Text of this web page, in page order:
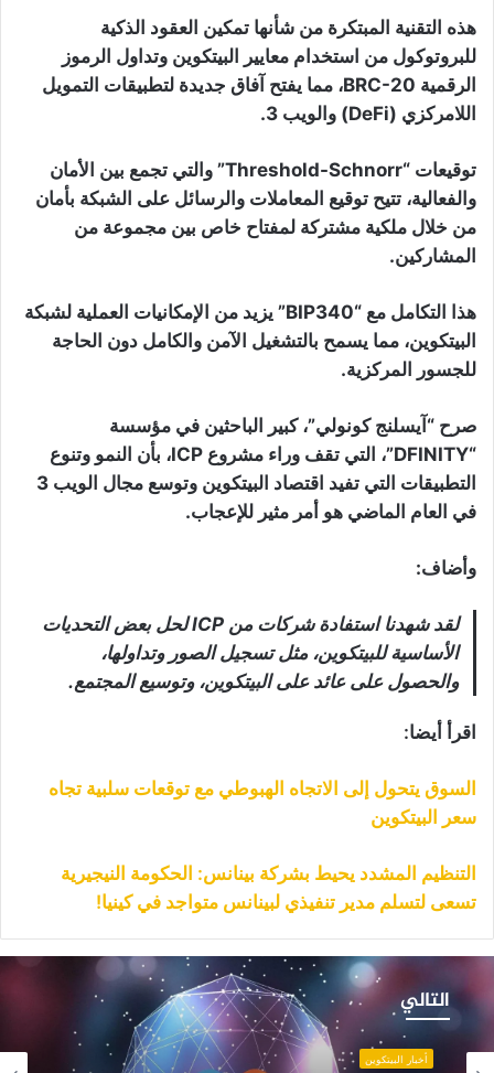
هذه التقنية المبتكرة من شأنها تمكين العقود الذكية
للبروتوكول من استخدام معايير البيتكوين وتداول الرموز
الرقمية BRC-20، مما يفتح آفاق جديدة لتطبيقات التمويل
اللامركزي (DeFi) والويب 3.
توقيعات “Threshold-Schnorr” والتي تجمع بين الأمان
والفعالية، تتيح توقيع المعاملات والرسائل على الشبكة بأمان
من خلال ملكية مشتركة لمفتاح خاص بين مجموعة من
المشاركين.
هذا التكامل مع “BIP340” يزيد من الإمكانيات العملية لشبكة
البيتكوين، مما يسمح بالتشغيل الآمن والكامل دون الحاجة
للجسور المركزية.
صرح “آيسلنج كونولي”، كبير الباحثين في مؤسسة
“DFINITY”، التي تقف وراء مشروع ICP، بأن النمو وتنوع
التطبيقات التي تفيد اقتصاد البيتكوين وتوسع مجال الويب 3
في العام الماضي هو أمر مثير للإعجاب.
وأضاف:
لقد شهدنا استفادة شركات من ICP لحل بعض التحديات
الأساسية للبيتكوين، مثل تسجيل الصور وتداولها،
والحصول على عائد على البيتكوين، وتوسيع المجتمع.
اقرأ أيضا:
السوق يتحول إلى الاتجاه الهبوطي مع توقعات سلبية تجاه
سعر البيتكوين
التنظيم المشدد يحيط بشركة بينانس: الحكومة النيجيرية
تسعى لتسلم مدير تنفيذي لبينانس متواجد في كينيا!
التالي
لبلوكشين
أخبار البيتكوين